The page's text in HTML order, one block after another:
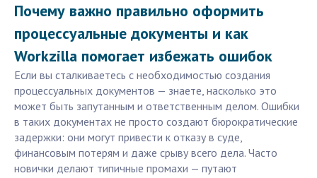
Почему важно правильно оформить
процессуальные документы и как
Workzilla помогает избежать ошибок
Если вы сталкиваетесь с необходимостью создания
процессуальных документов — знаете, насколько это
может быть запутанным и ответственным делом. Ошибки
в таких документах не просто создают бюрократические
задержки: они могут привести к отказу в суде,
финансовым потерям и даже срыву всего дела. Часто
новички делают типичные промахи — путают